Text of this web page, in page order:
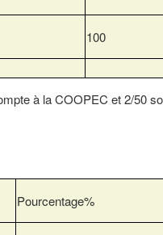
100
à la COOPEC et 2/50
Pourcentage%